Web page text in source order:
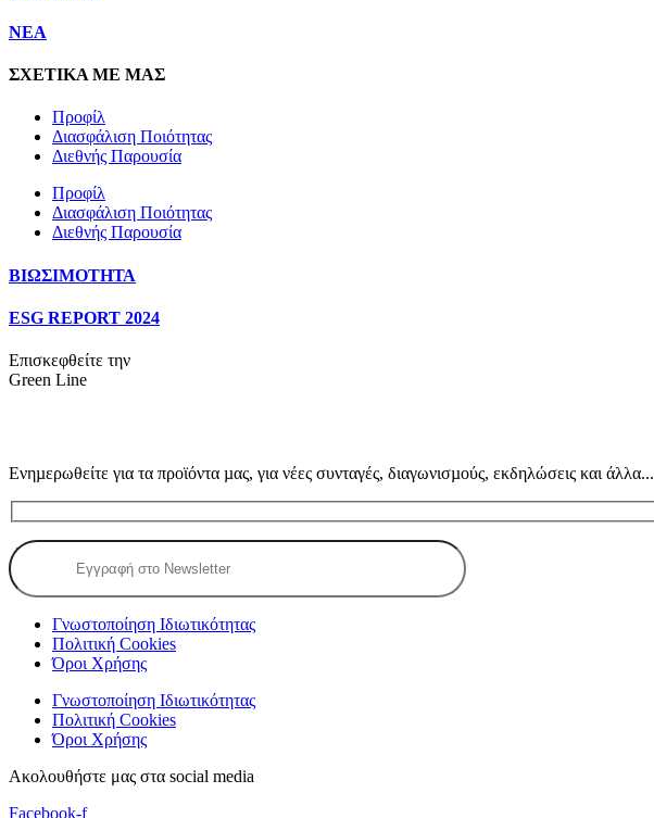
NEA
ΣΧΕΤΙΚΑ ΜΕ ΜΑΣ
Προφίλ
Διασφάλιση Ποιότητας
Διεθνής Παρουσία
Προφίλ
Διασφάλιση Ποιότητας
Διεθνής Παρουσία
ΒΙΩΣΙΜΟΤΗΤΑ
ESG REPORT 2024
Επισκεφθείτε την
Green Line
Ενηµερωθείτε για τα προϊόντα µας, για νέες συνταγές, διαγωνισµούς, εκδηλώσεις και άλλα...
Γνωστοποίηση Ιδιωτικότητας
Πολιτική Cookies
Όροι Χρήσης
Γνωστοποίηση Ιδιωτικότητας
Πολιτική Cookies
Όροι Χρήσης
Ακολουθήστε μας στα social media
Facebook-f